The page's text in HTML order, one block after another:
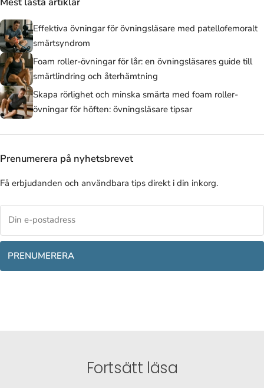
Effektiva övningar för övningsläsare med patellofemoralt
smärtsyndrom
Foam roller-övningar för lår: en övningsläsares guide till
smärtlindring och återhämtning
Skapa rörlighet och minska smärta med foam roller-
övningar för höften: övningsläsare tipsar
Prenumerera på nyhetsbrevet
Få erbjudanden och användbara tips direkt i din inkorg.
PRENUMERERA
Fortsätt läsa